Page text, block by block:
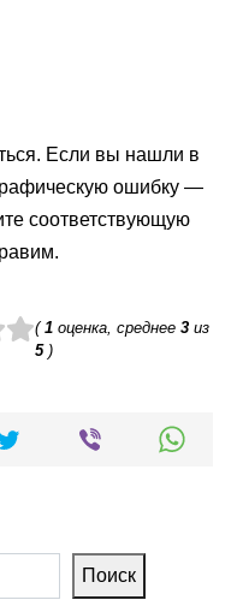
Если вы нашли в
ошибку —
соответствующую
(1оценка, среднее 3из
5)
Поиск